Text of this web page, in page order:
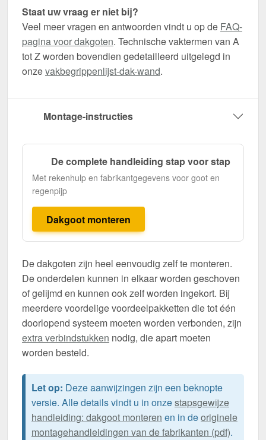
Staat uw vraag er niet bij?
Veel meer vragen en antwoorden vindt u op de FAQ-
pagina voor dakgoten. Technische vaktermen van A
tot Z worden bovendien gedetailleerd uitgelegd in
onzevakbegrippenlijst-dak-wand.
Montage-instructies
De complete handleiding stap voor stap
Met rekenhulp en fabrikantgegevens voor goot en
regenpijp
Dakgoot monteren
De dakgoten zijn heel eenvoudig zelf te monteren.
De onderdelen kunnen in elkaar worden geschoven
of gelijmd en kunnen ook zelf worden ingekort. Bij
meerdere voordelige voordeelpakketten die tot één
doorlopend systeem moeten worden verbonden, zijn
extra verbindstukken nodig, die apart moeten
worden besteld.
Let op: Deze aanwijzingen zijn een beknopte
versie. Alle details vindt u in onzestapsgewijze
handleiding: dakgoot monteren en in deoriginele
montagehandleidingen van de fabrikanten (pdf).